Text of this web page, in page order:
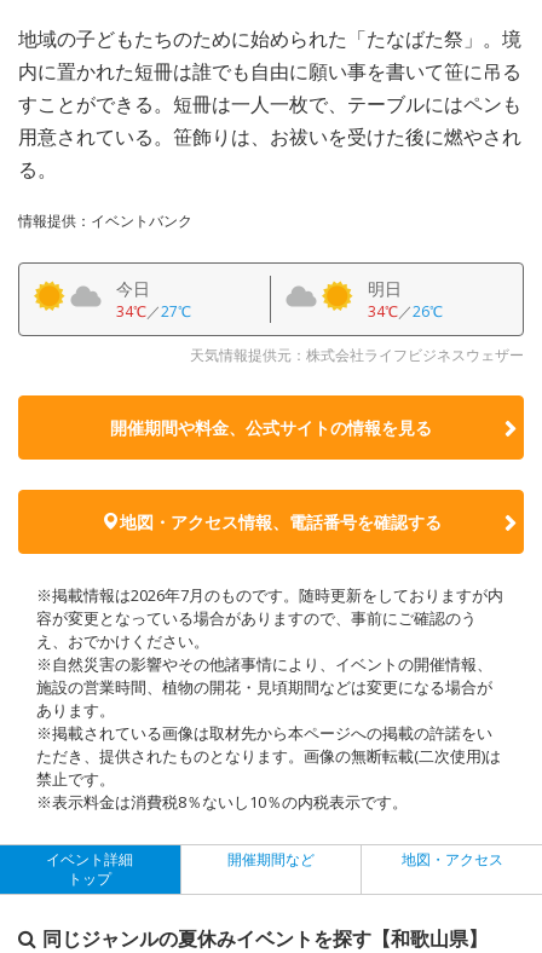
地域の子どもたちのために始められた「たなばた祭」。境
内に置かれた短冊は誰でも自由に願い事を書いて笹に吊る
すことができる。短冊は一人一枚で、テーブルにはペンも
用意されている。笹飾りは、お祓いを受けた後に燃やされ
る。
情報提供：イベントバンク
今日
34℃／27℃
明日
34℃／26℃
天気情報提供元：株式会社ライフビジネスウェザー
開催期間や料金、公式サイトの情報を見る
地図・アクセス情報、電話番号を確認する
※掲載情報は2026年7月のものです。随時更新をしておりますが内
容が変更となっている場合がありますので、事前にご確認のう
え、おでかけください。
※自然災害の影響やその他諸事情により、イベントの開催情報、
施設の営業時間、植物の開花・見頃期間などは変更になる場合が
あります。
※掲載されている画像は取材先から本ページへの掲載の許諾をい
ただき、提供されたものとなります。画像の無断転載(二次使用)は
禁止です。
※表示料金は消費税8％ないし10％の内税表示です。
イベント詳細
トップ
開催期間など 地図・アクセス
同じジャンルの夏休みイベントを探す【和歌山県】